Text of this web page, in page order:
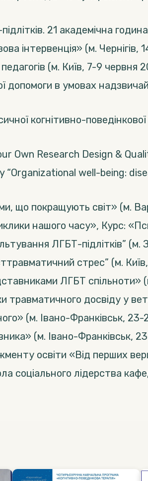
21 академічна
інтервенція» (м. Чернігів,
(м. Київ, 7-9 червня
допомоги в умовах
когнітивно-
Own Research Design &
well-being:
що покращують світ» (м.
нашого часу», Курс:
ЛГБТ-підлітків”
стрес” (м.
ЛГБТ спільноти»
травматичного досвіду у
(м. Івано-Франківськ,
(м. Івано-Франківськ,
освіти «Від перших
соціального лідерства